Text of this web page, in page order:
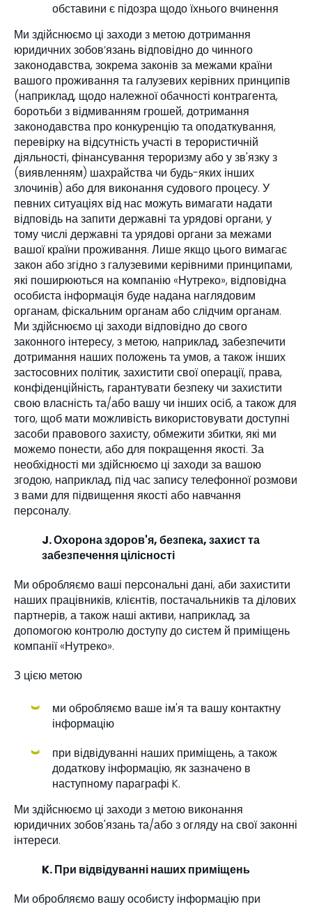
обставини є підозра щодо їхнього вчинення
Ми здійснюємо ці заходи з метою дотримання
юридичних зобов’язань відповідно до чинного
законодавства, зокрема законів за межами країни
вашого проживання та галузевих керівних принципів
(наприклад, щодо належної обачності контрагента,
боротьби з відмиванням грошей, дотримання
законодавства про конкуренцію та оподаткування,
перевірку на відсутність участі в терористичній
діяльності, фінансування тероризму або у зв'язку з
(виявленням) шахрайства чи будь-яких інших
злочинів) або для виконання судового процесу. У
певних ситуаціях від нас можуть вимагати надати
відповідь на запити державні та урядові органи, у
тому числі державні та урядові органи за межами
вашої країни проживання. Лише якщо цього вимагає
закон або згідно з галузевими керівними принципами,
які поширюються на компанію «Нутреко», відповідна
особиста інформація буде надана наглядовим
органам, фіскальним органам або слідчим органам.
Ми здійснюємо ці заходи відповідно до свого
законного інтересу, з метою, наприклад, забезпечити
дотримання наших положень та умов, а також інших
застосовних політик, захистити свої операції, права,
конфіденційність, гарантувати безпеку чи захистити
свою власність та/або вашу чи інших осіб, а також для
того, щоб мати можливість використовувати доступні
засоби правового захисту, обмежити збитки, які ми
можемо понести, або для покращення якості. За
необхідності ми здійснюємо ці заходи за вашою
згодою, наприклад, під час запису телефонної розмови
з вами для підвищення якості або навчання
персоналу.
J. Охорона здоров'я, безпека, захист та
забезпечення цілісності
Ми обробляємо ваші персональні дані, аби захистити
наших працівників, клієнтів, постачальників та ділових
партнерів, а також наші активи, наприклад, за
допомогою контролю доступу до систем й приміщень
компанії «Нутреко».
З цією метою
ми обробляємо ваше ім'я та вашу контактну
інформацію
при відвідуванні наших приміщень, а також
додаткову інформацію, як зазначено в
наступному параграфі K.
Ми здійснюємо ці заходи з метою виконання
юридичних зобов'язань та/або з огляду на свої законні
інтереси.
K. При відвідуванні наших приміщень
Ми обробляємо вашу особисту інформацію при